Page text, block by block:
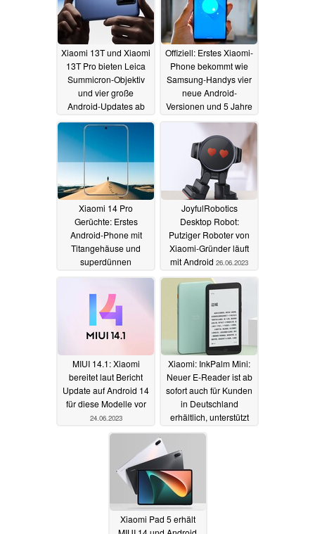
Xiaomi 13T und Xiaomi
13T Pro bieten Leica
Summicron-Objektiv
und vier große
Android-Updates ab
649 Euro26.09.2023
Offiziell: Erstes Xiaomi-
Phone bekommt wie
Samsung-Handys vier
neue Android-
Versionen und 5 Jahre
Sicherheitsupdates
22.08.2023
Xiaomi 14 Pro
Gerüchte: Erstes
Android-Phone mit
Titangehäuse und
superdünnen
Displayrändern
01.08.2023
JoyfulRobotics
Desktop Robot:
Putziger Roboter von
Xiaomi-Gründer läuft
mit Android 26.06.2023
MIUI 14.1: Xiaomi
bereitet laut Bericht
Update auf Android 14
für diese Modelle vor
24.06.2023
Xiaomi: InkPalm Mini:
Neuer E-Reader ist ab
sofort auch für Kunden
in Deutschland
erhältlich, unterstützt
Android-Apps
Xiaomi Pad 5 erhält